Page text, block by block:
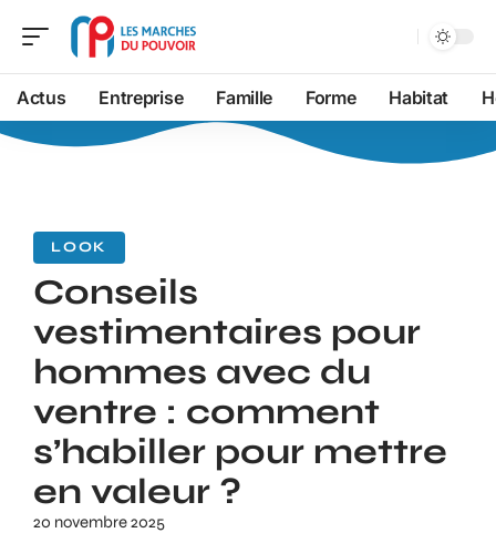
Actus Entreprise Famille Forme Habitat
LOOK
Conseils
vestimentaires pour
hommes avec du
ventre : comment
s’habiller pour mettre
en valeur ?
20 novembre 2025